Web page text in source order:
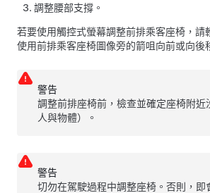
調整腰部支撐。
若要使用觸控式螢幕調整前排乘客座椅，請
使用前排乘客座椅圖像旁的箭咀向前或向後
警告
調整前排座椅前，檢查並確定座椅附近
人與物體）。
警告
切勿在駕駛過程中調整座椅。否則，即